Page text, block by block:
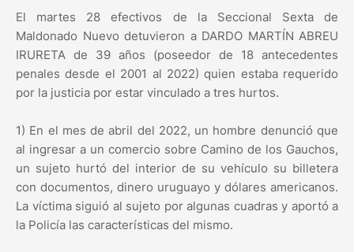
El martes 28 efectivos de la Seccional Sexta de
Maldonado Nuevo detuvieron a DARDO MARTÍN ABREU
IRURETA de 39 años (poseedor de 18 antecedentes
penales desde el 2001 al 2022) quien estaba requerido
por la justicia por estar vinculado a tres hurtos.
1) En el mes de abril del 2022, un hombre denunció que
al ingresar a un comercio sobre Camino de los Gauchos,
un sujeto hurtó del interior de su vehículo su billetera
con documentos, dinero uruguayo y dólares americanos.
La víctima siguió al sujeto por algunas cuadras y aportó a
la Policía las características del mismo.